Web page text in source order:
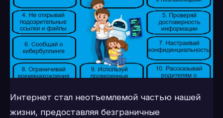
Интернет стал неотъемлемой частью нашей
жизни, предоставляя безграничные